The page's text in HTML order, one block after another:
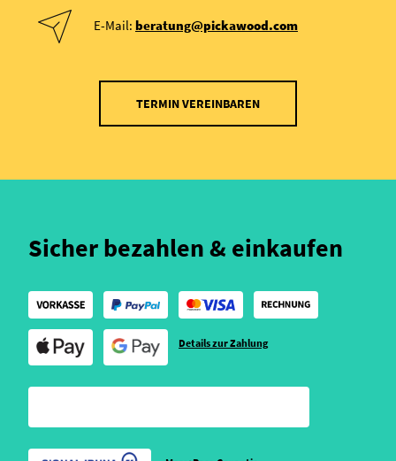
E-Mail: beratung@pickawood.com
TERMIN VEREINBAREN
Sicher bezahlen & einkaufen
Details zur Zahlung